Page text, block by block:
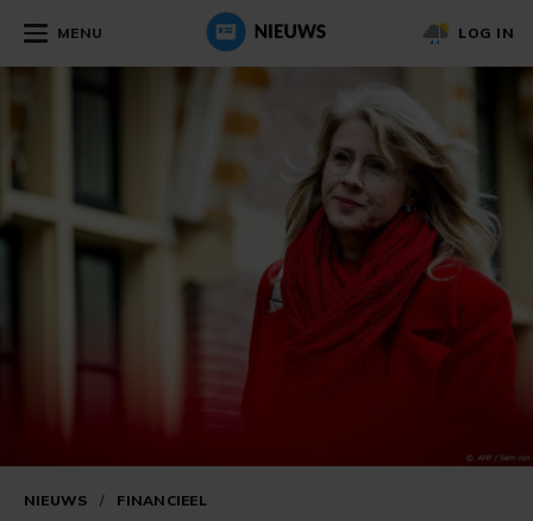
MENU LOG IN
NIEUWS / FINANCIEEL